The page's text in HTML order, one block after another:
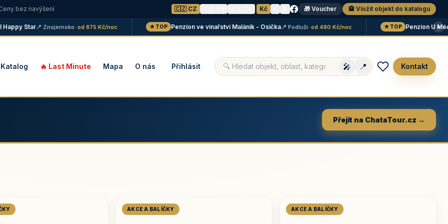
bez navýšení 🇨🇿 CZ · Kč 🎁 Voucher 🏨 Vložit objekt do katalogu
Star📍 Znojemsko· od 875 Kč/noc ★ TOP Penzion ve vinařství Maláník - Osička📍 Podluží· od 480 Kč/noc ★ TOP Penzion U Méďů📍
×
Katalog 🔥 Last Minute Mapa O nás Přihlásit 🎤 📍 Kontakt
Přejít na ChataTour.cz →
AKCE A BALÍČKY AKCE A BALÍČKY